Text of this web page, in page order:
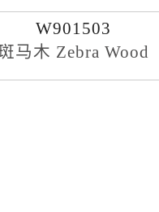
W901503
马木 Zebra Wood